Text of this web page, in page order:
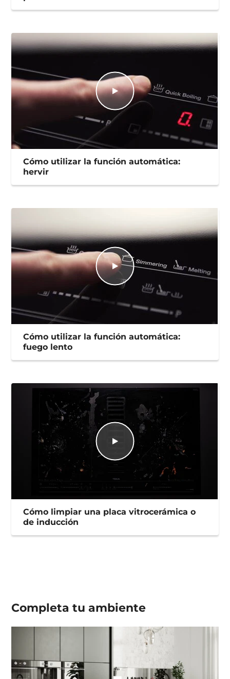
Cómo utilizar la función automática:
hervir
Cómo utilizar la función automática:
fuego lento
Cómo limpiar una placa vitrocerámica o
de inducción
Completa tuambiente